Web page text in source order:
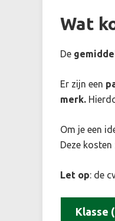
Wat
De
Er zijn een
merk.
Om je een
Deze kosten
Let op: de
Klasse